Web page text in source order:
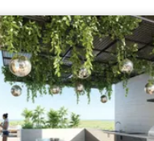
Electricidad
Gimnasio Internet
closet
Azotea
Wifi Zonas verdes